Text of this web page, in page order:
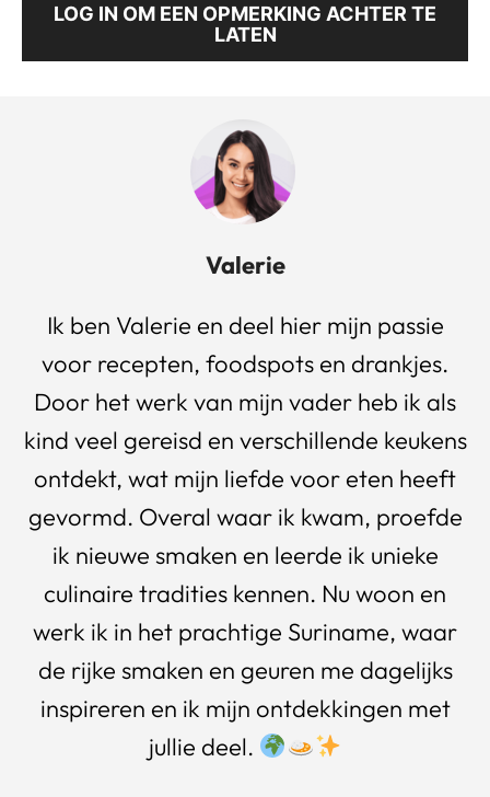
LOG IN OM EEN OPMERKING ACHTER TE
LATEN
Valerie
Ik ben Valerie en deel hier mijn passie
voor recepten, foodspots en drankjes.
Door het werk van mijn vader heb ik als
kind veel gereisd en verschillende keukens
ontdekt, wat mijn liefde voor eten heeft
gevormd. Overal waar ik kwam, proefde
ik nieuwe smaken en leerde ik unieke
culinaire tradities kennen. Nu woon en
werk ik in het prachtige Suriname, waar
de rijke smaken en geuren me dagelijks
inspireren en ik mijn ontdekkingen met
jullie deel.